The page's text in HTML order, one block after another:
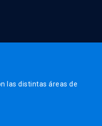
las distintas áreas de